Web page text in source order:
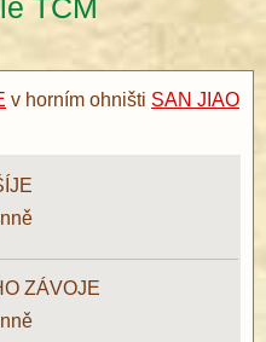
TCM
v horním ohništi SAN JIAO
ZÁVOJE